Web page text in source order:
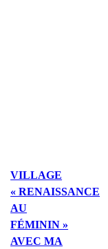
VILLAGE
« RENAISSANCE
AU
FÉMININ »
AVEC MA